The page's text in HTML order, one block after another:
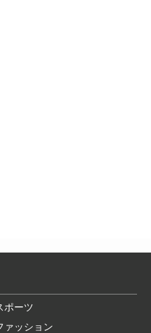
ポーツ
ァッション